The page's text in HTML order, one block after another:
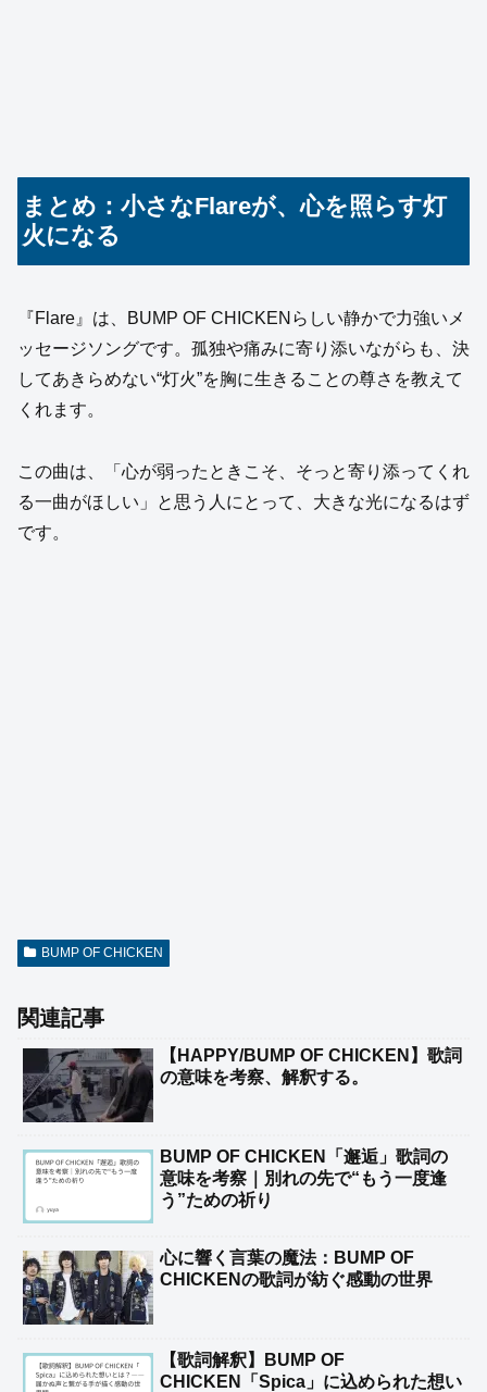
まとめ：小さなFlareが、心を照らす灯
火になる
『Flare』は、BUMP OF CHICKENらしい静かで力強いメ
ッセージソングです。孤独や痛みに寄り添いながらも、決
してあきらめない“灯火”を胸に生きることの尊さを教えて
くれます。
この曲は、「心が弱ったときこそ、そっと寄り添ってくれ
る一曲がほしい」と思う人にとって、大きな光になるはず
です。
BUMP OF CHICKEN
関連記事
【HAPPY/BUMP OF CHICKEN】歌詞
の意味を考察、解釈する。
BUMP OF CHICKEN「邂逅」歌詞の
意味を考察｜別れの先で“もう一度逢
う”ための祈り
心に響く言葉の魔法：BUMP OF
CHICKENの歌詞が紡ぐ感動の世界
【歌詞解釈】BUMP OF
CHICKEN「Spica」に込められた想い